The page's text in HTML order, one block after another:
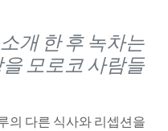
개 한 후 녹차는
모로코 사람들
의 다른 식사와 리셉션을